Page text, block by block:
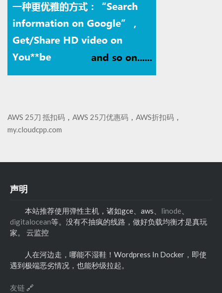
AWS 25刀 抵扣码 ， AWS 25刀优惠码 ， AWS折扣码 ，
my.cloudcpp.com
声明
本站推荐使用弹性主机，诸如gce、aws、 linode
digitalocean等。没有不抽疯的线路，做好负载均衡才是真玩
家。 云监控
人在河边走，哪能不湿鞋！Wordpress In Docker，即使
遇到极端恶劣情况，也能秒级拉起。
友链 🔗